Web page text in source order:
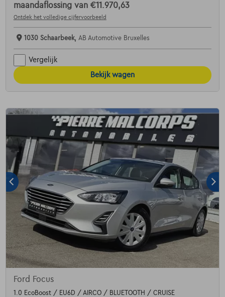
maandaflossing van €11.970,63
Ontdek het volledige cijfervoorbeeld
1030 Schaarbeek, AB Automotive Bruxelles
Vergelijk
Bekijk wagen
Ford Focus
1.0 EcoBoost / EU6D / AIRCO / BLUETOOTH / CRUISE